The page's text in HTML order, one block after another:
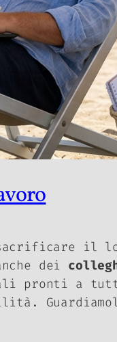
il
dei
pronti a